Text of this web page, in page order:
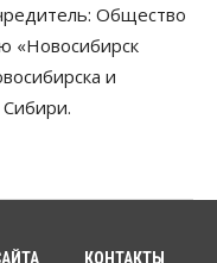
активности
Общество
«Новосибирск
и
КОНТАКТЫ